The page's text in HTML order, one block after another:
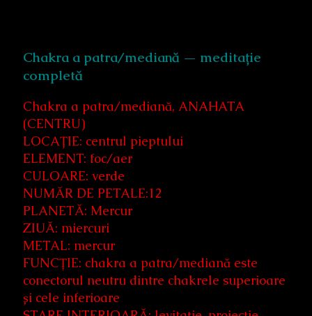
Chakra a patra/mediană — meditație
completă
Chakra a patra/mediană, ANAHATA
(CENTRU)
LOCAȚIE: centrul pieptului
ELEMENT: foc/aer
CULOARE: verde
NUMĂR DE PETALE:12
PLANETĂ: Mercur
ZIUĂ: miercuri
METAL: mercur
FUNCȚIE: chakra a patra/mediană este
conectorul neutru dintre chakrele superioare
și cele inferioare